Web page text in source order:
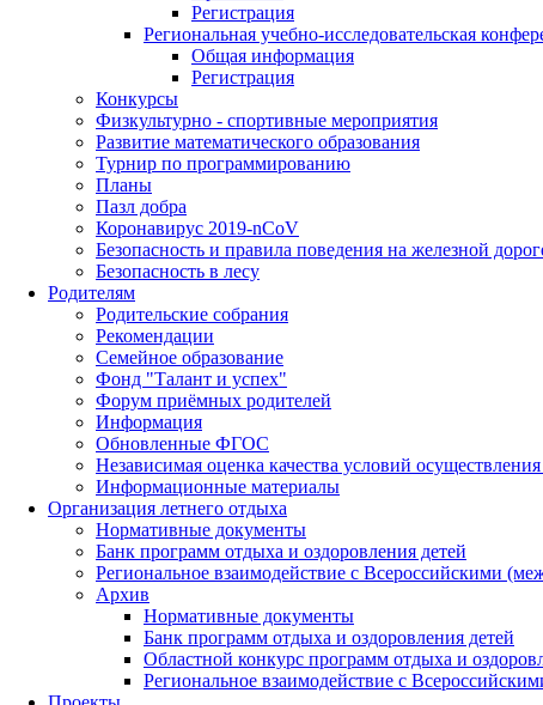
Регистрация
Региональная учебно-исследовательская
Общая информация
Регистрация
Конкурсы
Физкультурно - спортивные мероприятия
Развитие математического образования
Турнир по программированию
Планы
Пазл добра
Коронавирус 2019-nCoV
Безопасность и правила поведения на железной
Безопасность в лесу
Родителям
Родительские собрания
Рекомендации
Семейное образование
Фонд "Талант и успех"
Форум приёмных родителей
Информация
Обновленные ФГОС
Независимая оценка качества условий
Информационные материалы
Организация летнего отдыха
Нормативные документы
Банк программ отдыха и оздоровления детей
Региональное взаимодействие с Всероссийскими
Архив
Нормативные документы
Банк программ отдыха и оздоровления детей
Областной конкурс программ отдыха и
Региональное взаимодействие с